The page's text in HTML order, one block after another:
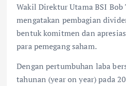
Wakil Direktur Utama BSI
mengatakan pembagian
bentuk komitmen dan
para pemegang saham.
Dengan pertumbuhan laba
tahunan (year on year) pada